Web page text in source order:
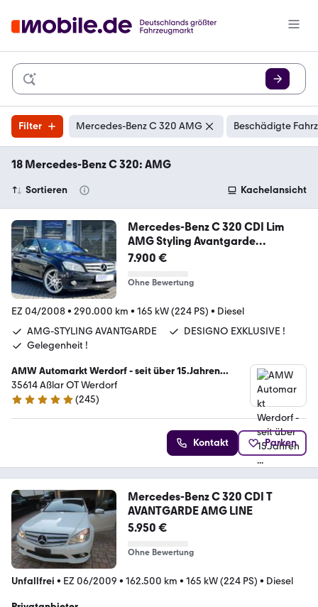
Filter Mercedes-Benz C 320 AMG Beschädigte
18 Mercedes-Benz C 320: AMG
Sortieren Kachelansicht
Mercedes-Benz C 320 CDI Lim
AMG Styling Avantgarde
Designo*LED
7.900 €
Ohne Bewertung
EZ 04/2008• 290.000 km • 165 kW (224 PS) • Diesel
AMG-STYLING AVANTGARDE
DESIGNO EXKLUSIVE !
Gelegenheit !
AMW Automarkt Werdorf - seit über 15.Jahren...
35614 Aßlar OT Werdorf
4.8 Sterne
(245)
Kontakt Parken
Mercedes-Benz C 320 CDI T
AVANTGARDE AMG LINE
5.950 €
Ohne Bewertung
Unfallfrei • EZ 06/2009 • 162.500 km • 165 kW (224 PS) • Diesel